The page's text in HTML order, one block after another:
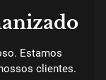
Estamos
clientes.